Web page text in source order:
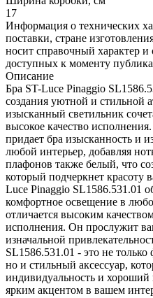
17
Информация о технических
поставки, стране
носит справочный характер и
доступных к моменту
Описание
Бра ST-Luce Pinaggio
создания уютной и стильной
изысканный светильник
высокое качество
придает бра изысканность и
любой интерьер, добавляя
плафонов также белый, что
который подчеркнет красоту
Luce Pinaggio SL1586.531.01
комфортное освещение в
отличается высоким
исполнения. Он прослужит
изначальной
SL1586.531.01 - это не
но и стильный аксессуар,
индивидуальность и хороший
ярким акцентом в вашем